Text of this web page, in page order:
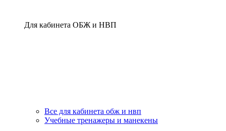
Для кабинета ОБЖ и НВП
Все для кабинета обж и нвп
Учебные тренажеры и манекены